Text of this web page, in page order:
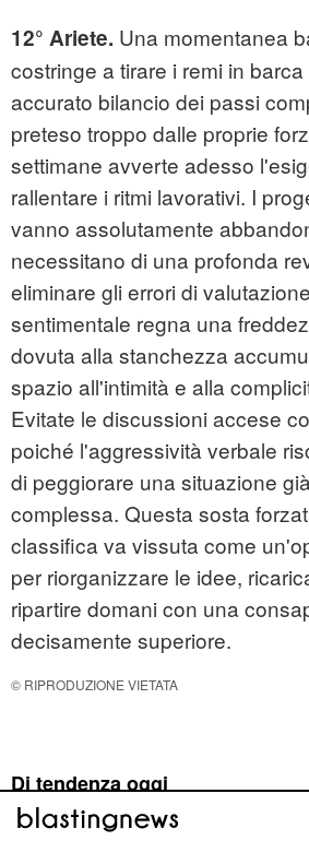
12° Ariete. Una momentanea
costringe a tirare i remi in
accurato bilancio dei passi
preteso troppo dalle proprie
settimane avverte adesso
rallentare i ritmi lavorativi. I
vanno assolutamente
necessitano di una profonda
eliminare gli errori di
sentimentale regna una
dovuta alla stanchezza
spazio all'intimità e alla
Evitate le discussioni accese
poiché l'aggressività verbale
di peggiorare una situazione
complessa. Questa sosta
classifica va vissuta come
per riorganizzare le idee,
ripartire domani con una
decisamente superiore.
© RIPRODUZIONE VIETATA
Di tendenza oggi